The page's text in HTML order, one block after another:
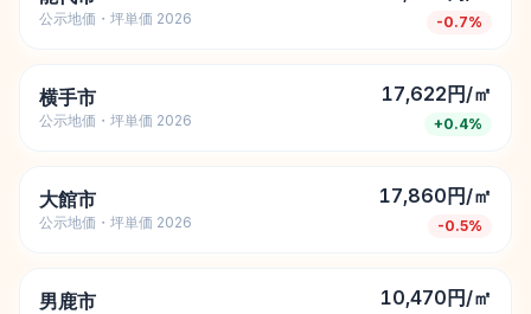
公示地価・坪単価 2026 -0.7%
横手市
公示地価・坪単価 2026
17,622円/㎡
+0.4%
大館市
公示地価・坪単価 2026
17,860円/㎡
-0.5%
男鹿市 10,470円/㎡